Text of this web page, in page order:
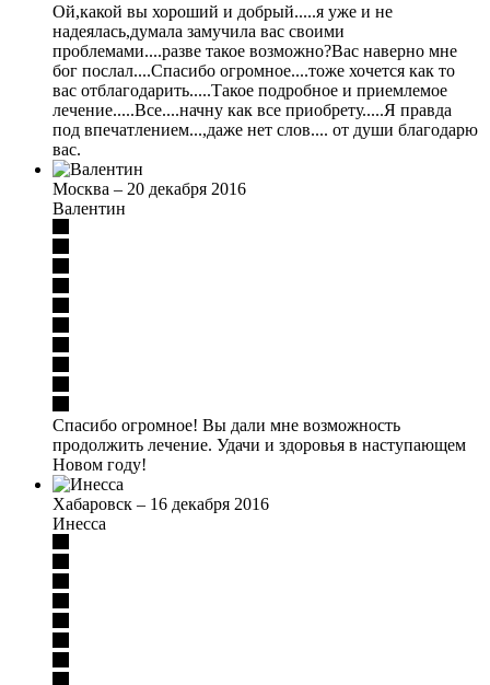
Ой,какой вы хороший и добрый.....я уже и не
надеялась,думала замучила вас своими
проблемами....разве такое возможно?Вас наверно мне
бог послал....Спасибо огромное....тоже хочется как то
вас отблагодарить.....Такое подробное и приемлемое
лечение.....Все....начну как все приобрету.....Я правда
под впечатлением...,даже нет слов.... от души благодарю
вас.
Москва – 20 декабря 2016
Валентин
Спасибо огромное! Вы дали мне возможность
продолжить лечение. Удачи и здоровья в наступающем
Новом году!
Хабаровск – 16 декабря 2016
Инесса